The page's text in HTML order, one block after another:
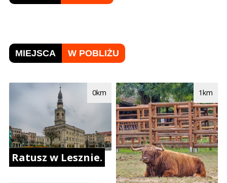
MIEJSCA W POBLIŻU
Ratusz w Lesznie.
0km 1km